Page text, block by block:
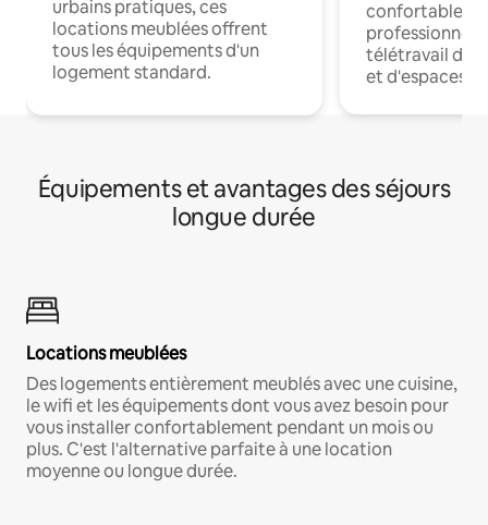
urbains pratiques, ces
locations meublées offrent
tous les équipements d'un
logement standard.
confortables
professionnels
télétravail
et d'espaces
Équipements et avantages des séjours
longue durée
Locations meublées
Des logements entièrement meublés avec une cuisine,
le wifi et les équipements dont vous avez besoin pour
vous installer confortablement pendant un mois ou
plus. C'est l'alternative parfaite à une location
moyenne ou longue durée.